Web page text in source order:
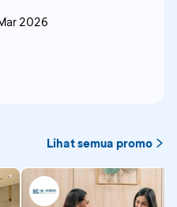
=
Ibu Rina
Nasabah
2026
Lihat semua promo